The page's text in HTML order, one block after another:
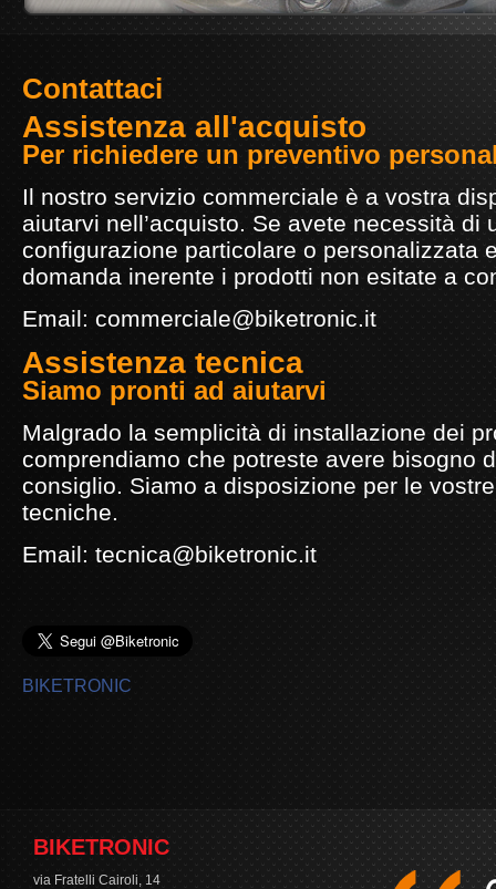
Contattaci
Assistenza all'acquisto
Per richiedere un preventivo
Il nostro servizio commerciale è a vostra
aiutarvi nell’acquisto. Se avete necessità di
configurazione particolare o personalizzata
domanda inerente i prodotti non esitate a
Email: commerciale@biketronic.it
Assistenza tecnica
Siamo pronti ad aiutarvi
Malgrado la semplicità di installazione dei
comprendiamo che potreste avere bisogno
consiglio. Siamo a disposizione per le
tecniche.
Email: tecnica@biketronic.it
BIKETRONIC
BIKETRONIC
via Fratelli Cairoli, 14